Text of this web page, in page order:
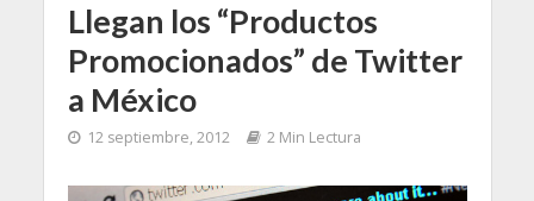
Llegan los “Productos
Promocionados” de Twitter
a México
12 septiembre, 2012 2 Min Lectura